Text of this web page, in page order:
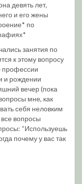
девять лет,
и его жены
по
занятия по
к этому вопросу
профессии
и рождении
вечер (пока
мне, как
себя неловким
вопросы
“Используешь
почему у вас так